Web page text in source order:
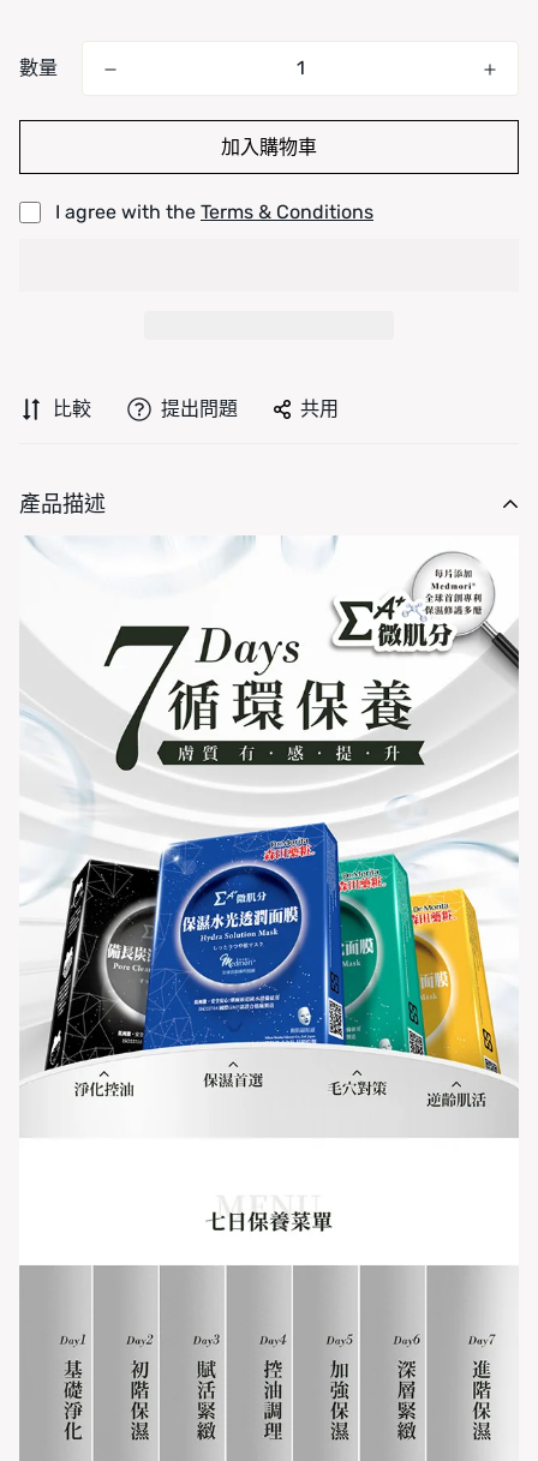
數量
加入購物車
I agree with the Terms & Conditions
比較 提出問題 共用
產品描述